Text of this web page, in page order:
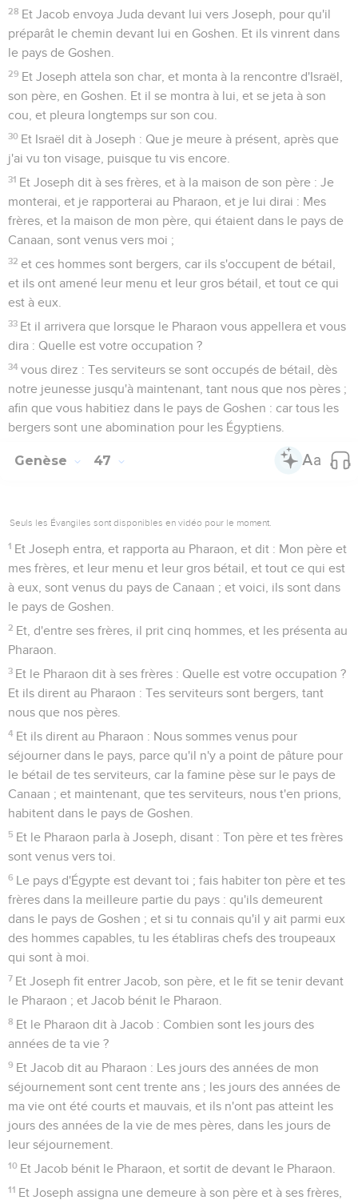
28 Et Jacob envoya Juda devant lui vers Joseph, pour qu'il
préparât le chemin devant lui en Goshen. Et ils vinrent dans
le pays de Goshen.
29 Et Joseph attela son char, et monta à la rencontre d'Israël,
son père, en Goshen. Et il se montra à lui, et se jeta à son
cou, et pleura longtemps sur son cou.
30 Et Israël dit à Joseph : Que je meure à présent, après que
j'ai vu ton visage, puisque tu vis encore.
31 Et Joseph dit à ses frères, et à la maison de son père : Je
monterai, et je rapporterai au Pharaon, et je lui dirai : Mes
frères, et la maison de mon père, qui étaient dans le pays de
Canaan, sont venus vers moi ;
32 et ces hommes sont bergers, car ils s'occupent de bétail,
et ils ont amené leur menu et leur gros bétail, et tout ce qui
est à eux.
33 Et il arrivera que lorsque le Pharaon vous appellera et vous
dira : Quelle est votre occupation ?
34 vous direz : Tes serviteurs se sont occupés de bétail, dès
notre jeunesse jusqu'à maintenant, tant nous que nos pères ;
afin que vous habitiez dans le pays de Goshen : car tous les
bergers sont une abomination pour les Égyptiens.
Genèse 47
Seuls les Évangiles sont disponibles en vidéo pour le moment.
1 Et Joseph entra, et rapporta au Pharaon, et dit : Mon père et
mes frères, et leur menu et leur gros bétail, et tout ce qui est
à eux, sont venus du pays de Canaan ; et voici, ils sont dans
le pays de Goshen.
2 Et, d'entre ses frères, il prit cinq hommes, et les présenta au
Pharaon.
3 Et le Pharaon dit à ses frères : Quelle est votre occupation ?
Et ils dirent au Pharaon : Tes serviteurs sont bergers, tant
nous que nos pères.
4 Et ils dirent au Pharaon : Nous sommes venus pour
séjourner dans le pays, parce qu'il n'y a point de pâture pour
le bétail de tes serviteurs, car la famine pèse sur le pays de
Canaan ; et maintenant, que tes serviteurs, nous t'en prions,
habitent dans le pays de Goshen.
5 Et le Pharaon parla à Joseph, disant : Ton père et tes frères
sont venus vers toi.
6 Le pays d'Égypte est devant toi ; fais habiter ton père et tes
frères dans la meilleure partie du pays : qu'ils demeurent
dans le pays de Goshen ; et si tu connais qu'il y ait parmi eux
des hommes capables, tu les établiras chefs des troupeaux
qui sont à moi.
7 Et Joseph fit entrer Jacob, son père, et le fit se tenir devant
le Pharaon ; et Jacob bénit le Pharaon.
8 Et le Pharaon dit à Jacob : Combien sont les jours des
années de ta vie ?
9 Et Jacob dit au Pharaon : Les jours des années de mon
séjournement sont cent trente ans ; les jours des années de
ma vie ont été courts et mauvais, et ils n'ont pas atteint les
jours des années de la vie de mes pères, dans les jours de
leur séjournement.
10 Et Jacob bénit le Pharaon, et sortit de devant le Pharaon.
11 Et Joseph assigna une demeure à son père et à ses frères,